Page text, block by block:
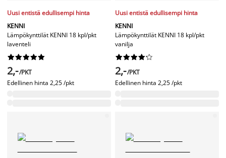
Uusi entistä edullisempi hinta
KENNI
Lämpökynttilät KENNI 18 kpl/pkt
laventeli






2,-/PKT
Edellinen hinta 2,25 /pkt
Uusi entistä edullisempi hinta
KENNI
Lämpökynttilät KENNI 18 kpl/pkt
vanilja






2,-/PKT
Edellinen hinta 2,25 /pkt